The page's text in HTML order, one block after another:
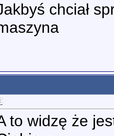
chciał
to widzę że